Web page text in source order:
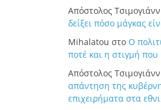
Απόστολος
δείξει πόσο μάγκας
Mihalatou στο Ο
ποτέ και η στιγμή που
Απόστολος
απάντηση της
επιχειρήματα στα